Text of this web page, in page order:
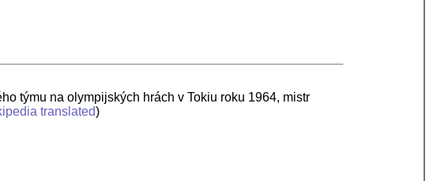
týmu na olympijských hrách v Tokiu roku 1964, mistr
translated)